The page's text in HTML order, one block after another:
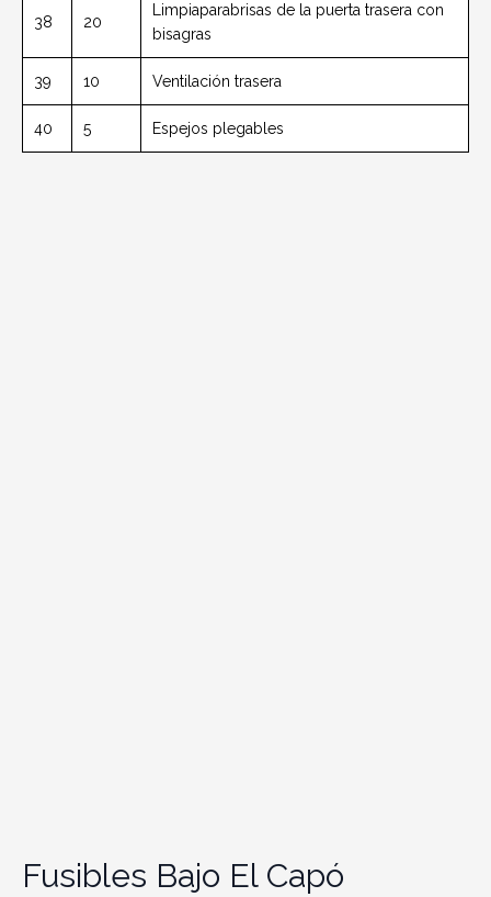
38 20
Limpiaparabrisas de la puerta trasera con
bisagras
39 10 Ventilación trasera
40 5 Espejos plegables
Fusibles Bajo El Capó